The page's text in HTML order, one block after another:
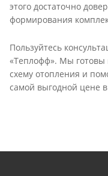
этого достаточно
формирования
Пользуйтесь
«Теплофф». Мы готовы
схему отопления и
самой выгодной цене